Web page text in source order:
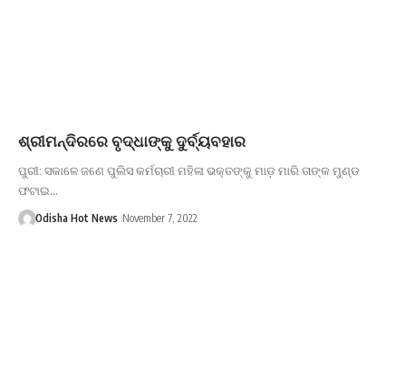
ଶ୍ରୀମନ୍ଦିରରେ ବୃଦ୍ଧାଙ୍କୁ ଦୁର୍ବ୍ୟବହାର
ପୁରୀ: ସକାଳ‌େ ଜଣ‌େ ପୁଲିସ କର୍ମଚାରୀ ମହିଳା ଭକ୍ତଙ୍କୁ ମାଡ଼ ମାରି ତାଙ୍କ ମୁଣ୍ଡ
ଫଟାଇ…
Odisha Hot News November 7, 2022